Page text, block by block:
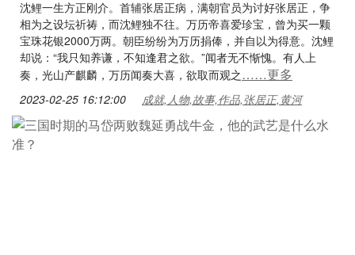
沈鲤一生方正刚介。首辅张居正病，满朝官员为讨好张居正，争
相为之设坛祈祷，而沈鲤独不往。万历帝喜爱珍宝，曾为买一颗
宝珠花银2000万两。朝臣纷纷为万历捐俸，并自以为得意。沈鲤
却说：“我只知养谦，不知逢君之欲。”闻者无不惭愧。有人上
奏，光山产麒麟，万历闻奏大喜，欲取而观之……更多
2023-02-25 16:12:00 成就,人物,故事,作品,张居正,黄河